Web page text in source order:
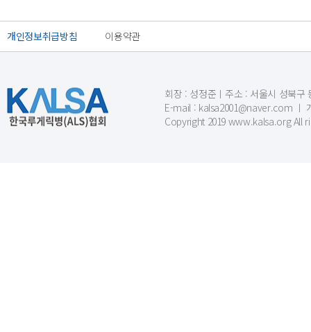
개인정보취급방침 이용약관
회장 : 성정준ㅣ주소 : 서울시 성북구
E-mail : kalsa2001@naver.com ㅣ
Copyright 2019 www.kalsa.org All